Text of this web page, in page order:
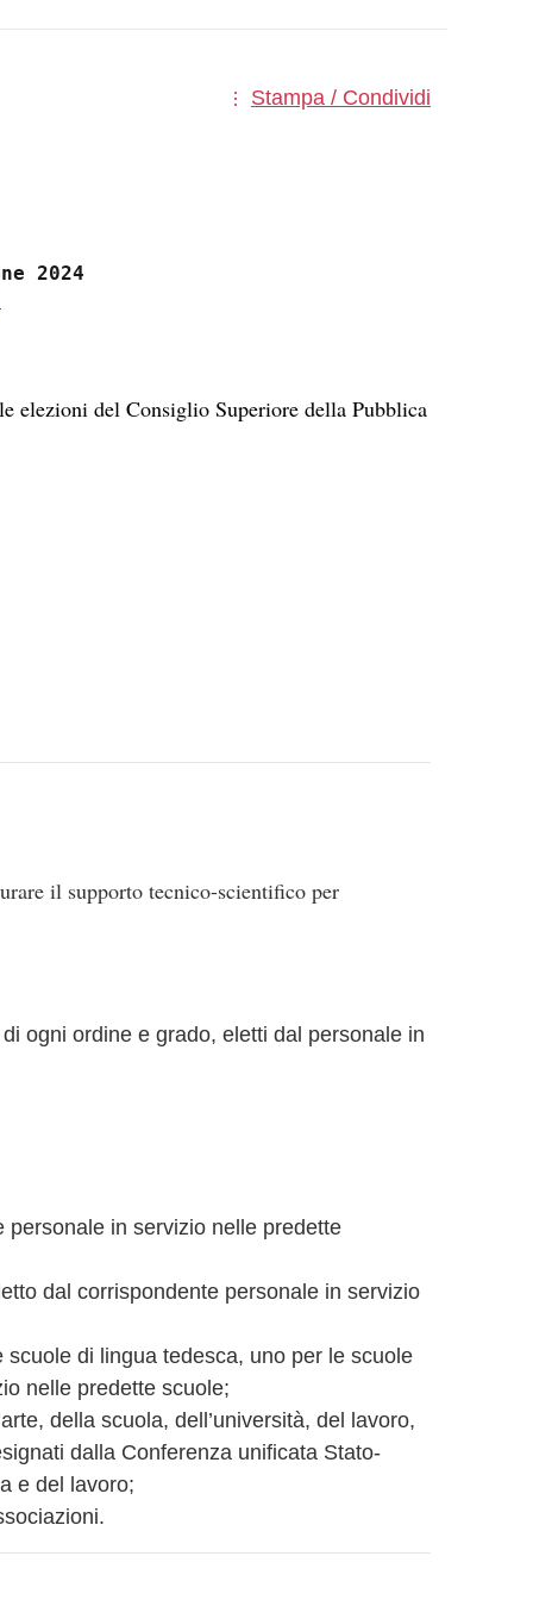
Stampa / Condividi
elezioni del Consiglio Superiore della Pubblica
il supporto tecnico-scientifico per
ogni ordine e grado, eletti dal personale in
in servizio nelle predette
dal corrispondente personale in servizio
di lingua tedesca, uno per le scuole
nelle predette scuole;
della scuola, dell’università, del lavoro,
dalla Conferenza unificata Stato-
e del lavoro;